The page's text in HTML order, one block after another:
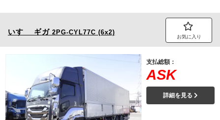
いすゞ ギガ 2PG-CYL77C (6x2)
お気に入り
支払総額：
ASK
詳細を見る